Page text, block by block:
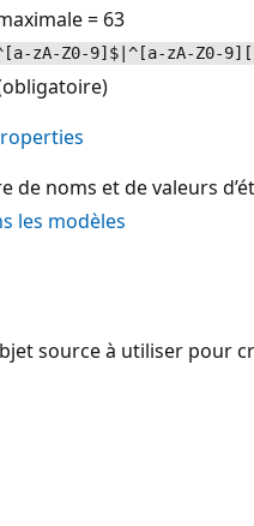
= 63
zA-Z0-9]$|^[a-zA-Z0-
de noms et de valeurs
les modèles
source à utiliser pour